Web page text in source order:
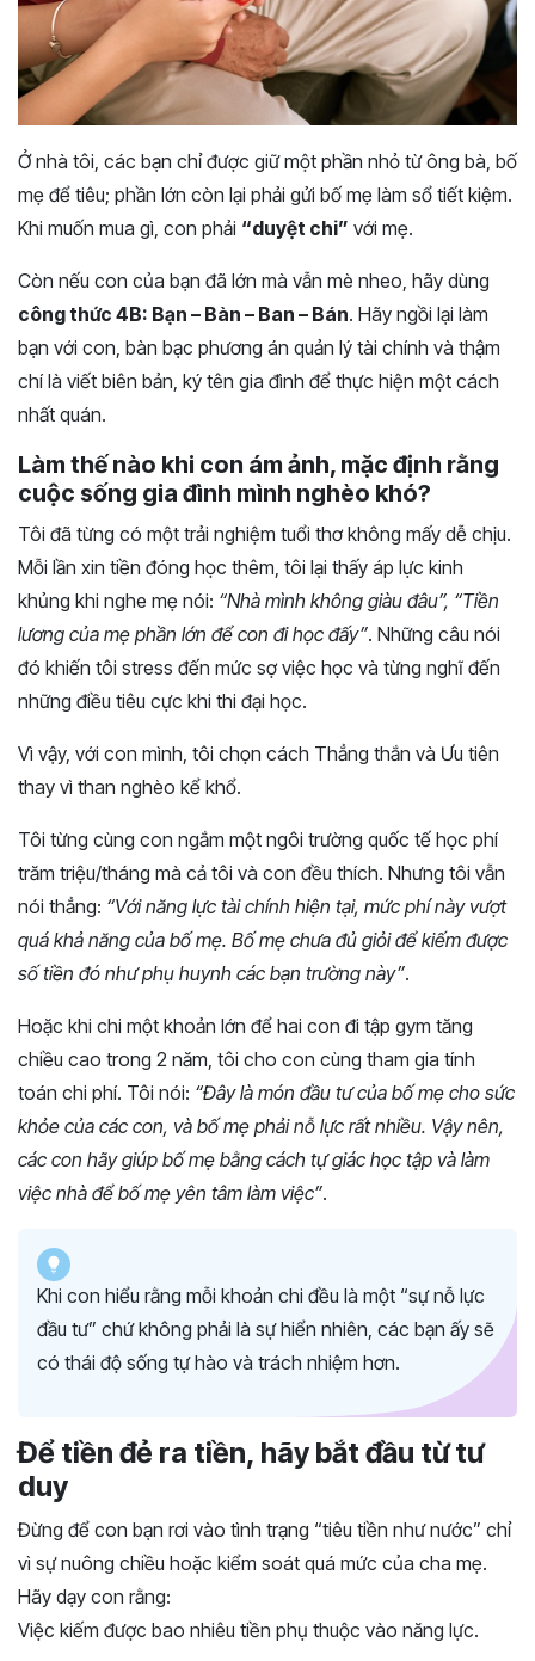
Ở nhà tôi, các bạn chỉ được giữ một phần nhỏ từ ông bà, bố
mẹ để tiêu; phần lớn còn lại phải gửi bố mẹ làm sổ tiết kiệm.
Khi muốn mua gì, con phải “duyệt chi” với mẹ.
Còn nếu con của bạn đã lớn mà vẫn mè nheo, hãy dùng
công thức 4B: Bạn – Bàn – Ban – Bán. Hãy ngồi lại làm
bạn với con, bàn bạc phương án quản lý tài chính và thậm
chí là viết biên bản, ký tên gia đình để thực hiện một cách
nhất quán.
Làm thế nào khi con ám ảnh, mặc định rằng
cuộc sống gia đình mình nghèo khó?
Tôi đã từng có một trải nghiệm tuổi thơ không mấy dễ chịu.
Mỗi lần xin tiền đóng học thêm, tôi lại thấy áp lực kinh
khủng khi nghe mẹ nói: “Nhà mình không giàu đâu”, “Tiền
lương của mẹ phần lớn để con đi học đấy”. Những câu nói
đó khiến tôi stress đến mức sợ việc học và từng nghĩ đến
những điều tiêu cực khi thi đại học.
Vì vậy, với con mình, tôi chọn cách Thẳng thắn và Ưu tiên
thay vì than nghèo kể khổ.
Tôi từng cùng con ngắm một ngôi trường quốc tế học phí
trăm triệu/tháng mà cả tôi và con đều thích. Nhưng tôi vẫn
nói thẳng: “Với năng lực tài chính hiện tại, mức phí này vượt
quá khả năng của bố mẹ. Bố mẹ chưa đủ giỏi để kiếm được
số tiền đó như phụ huynh các bạn trường này”.
Hoặc khi chi một khoản lớn để hai con đi tập gym tăng
chiều cao trong 2 năm, tôi cho con cùng tham gia tính
toán chi phí. Tôi nói: “Đây là món đầu tư của bố mẹ cho sức
khỏe của các con, và bố mẹ phải nỗ lực rất nhiều. Vậy nên,
các con hãy giúp bố mẹ bằng cách tự giác học tập và làm
việc nhà để bố mẹ yên tâm làm việc”.
Khi con hiểu rằng mỗi khoản chi đều là một “sự nỗ lực
đầu tư” chứ không phải là sự hiển nhiên, các bạn ấy sẽ
có thái độ sống tự hào và trách nhiệm hơn.
Để tiền đẻ ra tiền, hãy bắt đầu từ tư
duy
Đừng để con bạn rơi vào tình trạng “tiêu tiền như nước” chỉ
vì sự nuông chiều hoặc kiểm soát quá mức của cha mẹ.
Hãy dạy con rằng:
Việc kiếm được bao nhiêu tiền phụ thuộc vào năng lực.